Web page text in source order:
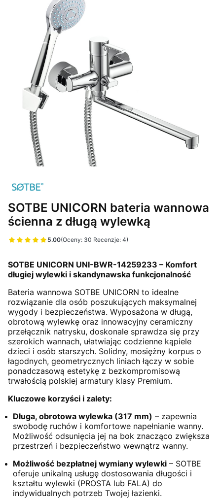
SOTBE UNICORN bateria wannowa
ścienna z długą wylewką
5.00(Oceny: 30 Recenzje: 4)
Przejdź do sekcji Opinie
SOTBE UNICORN UNI-BWR-14259233 – Komfort
długiej wylewki i skandynawska funkcjonalność
Bateria wannowa SOTBE UNICORN to idealne
rozwiązanie dla osób poszukujących maksymalnej
wygody i bezpieczeństwa. Wyposażona w długą,
obrotową wylewkę oraz innowacyjny ceramiczny
przełącznik natrysku, doskonale sprawdza się przy
szerokich wannach, ułatwiając codzienne kąpiele
dzieci i osób starszych. Solidny, mosiężny korpus o
łagodnych, geometrycznych liniach łączy w sobie
ponadczasową estetykę z bezkompromisową
trwałością polskiej armatury klasy Premium.
Kluczowe korzyści i zalety:
Długa, obrotowa wylewka (317 mm) – zapewnia
swobodę ruchów i komfortowe napełnianie wanny.
Możliwość odsunięcia jej na bok znacząco zwiększa
przestrzeń i bezpieczeństwo wewnątrz wanny.
Możliwość bezpłatnej wymiany wylewki – SOTBE
oferuje unikalną usługę dostosowania długości i
kształtu wylewki (PROSTA lub FALA) do
indywidualnych potrzeb Twojej łazienki.